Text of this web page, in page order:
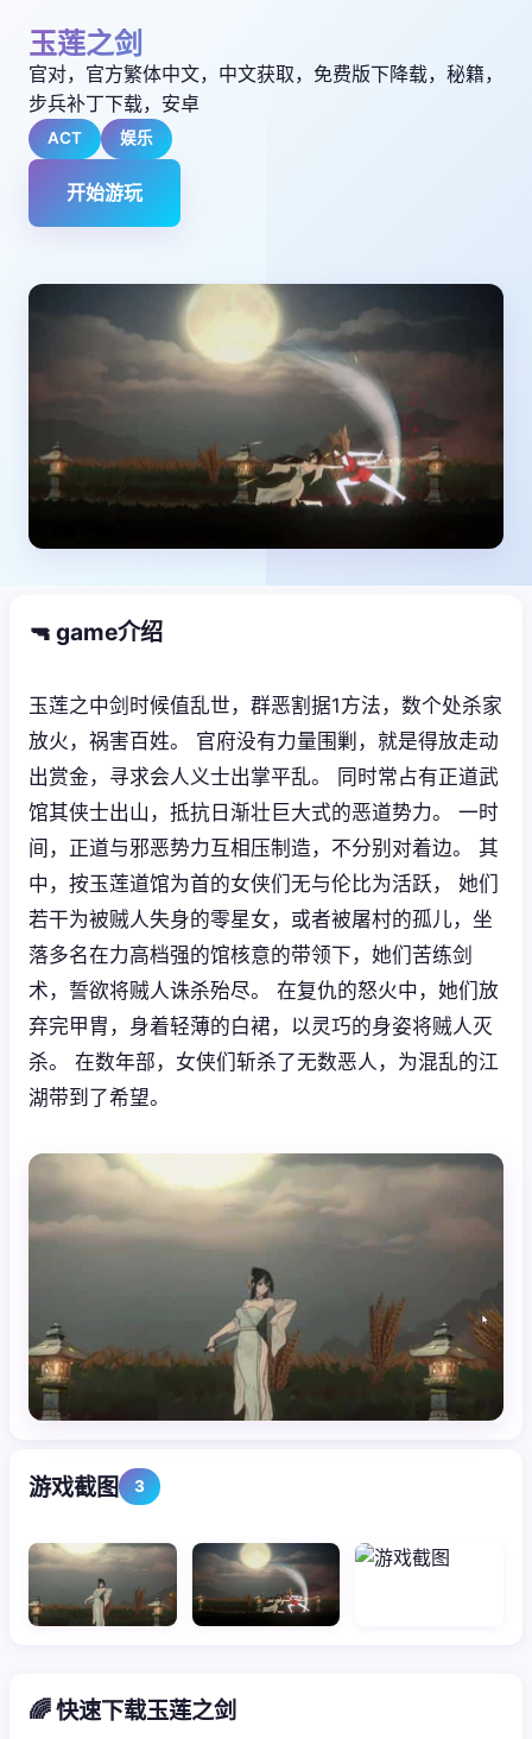
玉莲之剑
官对，官方繁体中文，中文获取，免费版下降载，秘籍，
步兵补丁下载，安卓
ACT 娱乐
开始游玩
🔫 game介绍
玉莲之中剑时候值乱世，群恶割据1方法，数个处杀家
放火，祸害百姓。 官府没有力量围剿，就是得放走动
出赏金，寻求会人义士出掌平乱。 同时常占有正道武
馆其侠士出山，抵抗日渐壮巨大式的恶道势力。 一时
间，正道与邪恶势力互相压制造，不分别对着边。 其
中，按玉莲道馆为首的女侠们无与伦比为活跃， 她们
若干为被贼人失身的零星女，或者被屠村的孤儿，坐
落多名在力高档强的馆核意的带领下，她们苦练剑
术，誓欲将贼人诛杀殆尽。 在复仇的怒火中，她们放
弃完甲胄，身着轻薄的白裙，以灵巧的身姿将贼人灭
杀。 在数年部，女侠们斩杀了无数恶人，为混乱的江
湖带到了希望。
游戏截图 3
🌈 快速下载玉莲之剑